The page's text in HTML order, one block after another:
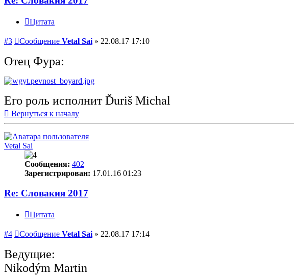
Цитата
#3 Сообщение Vetal Sai » 22.08.17 17:10
Отец Фура:
Его роль исполнит Ďuriš Michal
Вернуться к началу
Vetal Sai
Сообщения: 402
Зарегистрирован: 17.01.16 01:23
Re: Словакия 2017
Цитата
#4 Сообщение Vetal Sai » 22.08.17 17:14
Ведущие:
Nikodým Martin